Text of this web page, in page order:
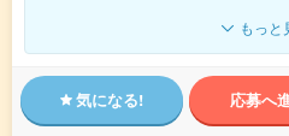
もっと
気になる! 応募へ